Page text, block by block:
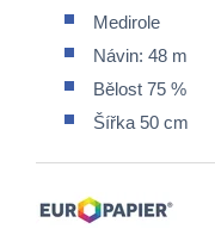
Medirole
Návin: 48 m
Bělost 75 %
Šířka 50 cm